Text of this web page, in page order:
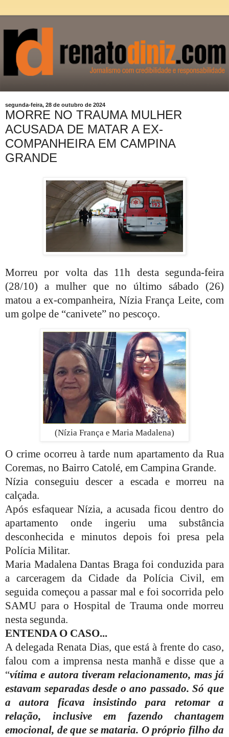
segunda-feira, 28 de outubro de 2024
MORRE NO TRAUMA MULHER
ACUSADA DE MATAR A EX-
COMPANHEIRA EM CAMPINA
GRANDE
Morreu por volta das 11h desta segunda-feira
(28/10) a mulher que no último sábado (26)
matou a ex-companheira, Nízia França Leite, com
um golpe de “canivete” no pescoço.
(Nízia França e Maria Madalena)
O crime ocorreu à tarde num apartamento da Rua
Coremas, no Bairro Catolé, em Campina Grande.
Nízia conseguiu descer a escada e morreu na
calçada.
Após esfaquear Nízia, a acusada ficou dentro do
apartamento onde ingeriu uma substância
desconhecida e minutos depois foi presa pela
Polícia Militar.
Maria Madalena Dantas Braga foi conduzida para
a carceragem da Cidade da Polícia Civil, em
seguida começou a passar mal e foi socorrida pelo
SAMU para o Hospital de Trauma onde morreu
nesta segunda.
ENTENDA O CASO...
A delegada Renata Dias, que está à frente do caso,
falou com a imprensa nesta manhã e disse que a
“vítima e autora tiveram relacionamento, mas já
estavam separadas desde o ano passado. Só que
a autora ficava insistindo para retomar a
relação, inclusive em fazendo chantagem
emocional, de que se mataria. O próprio filho da